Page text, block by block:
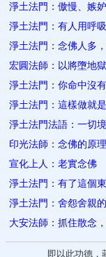
淨土法門：傲慢、嫉
淨土法門：有人用呼
淨土法門：念佛人多
宏圓法師：以將墮地
淨土法門：你命中沒
淨土法門：這樣做就
淨土法門法語：一切
印光法師：念佛的原
宣化上人：老實念佛
淨土法門：有了這個
淨土法門：舍怨舍親
大安法師：抓住散念
即以此功德，